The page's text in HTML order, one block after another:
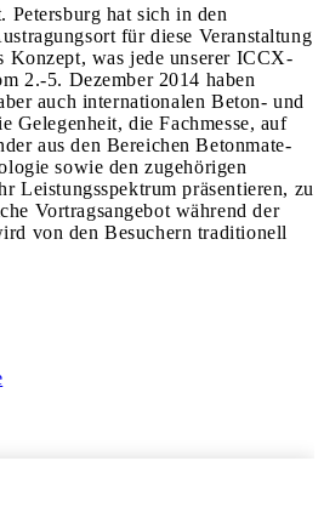
Petersburg hat sich in den
für diese Veranstaltung
Konzept, was jede unserer ICCX-
2.-5. Dezember 2014 haben
auch internationalen Beton- und
Gelegenheit, die Fachmesse, auf
aus den Bereichen Betonmate­
sowie den zugehörigen
Leistungsspektrum präsentieren, zu
Vortragsangebot während der
von den Besuchern traditionell